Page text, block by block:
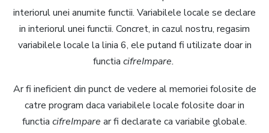
interiorul unei anumite functii. Variabilele locale se declare
in interiorul unei functii. Concret, in cazul nostru, regasim
variabilele locale la linia 6, ele putand fi utilizate doar in
functia cifreImpare.
Ar fi ineficient din punct de vedere al memoriei folosite de
catre program daca variabilele locale folosite doar in
functia cifreImpare ar fi declarate ca variabile globale.